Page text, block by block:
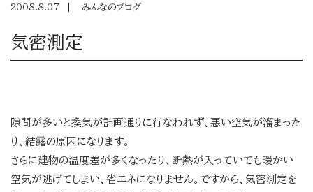
2008.8.07 みんなのブログ
気密測定
隙間が多いと換気が計画通りに行なわれず、悪い空気が溜まった
り、結露の原因になります。
さらに建物の温度差が多くなったり、断熱が入っていても暖かい
空気が逃げてしまい、省エネになりません。ですから、気密測定を